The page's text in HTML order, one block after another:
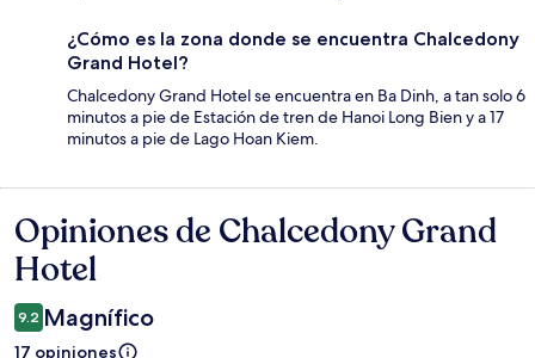
¿Cómo es la zona donde se encuentra Chalcedony
Grand Hotel?
Chalcedony Grand Hotel se encuentra en Ba Dinh, a tan solo 6
minutos a pie de Estación de tren de Hanoi Long Bien y a 17
minutos a pie de Lago Hoan Kiem.
Opiniones
Opiniones de Chalcedony Grand
Hotel
9.2 Magnífico
17 opiniones